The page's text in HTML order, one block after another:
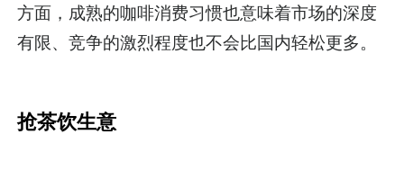
方面，成熟的咖啡消费习惯也意味着市场的深度
有限、竞争的激烈程度也不会比国内轻松更多。
抢茶饮生意